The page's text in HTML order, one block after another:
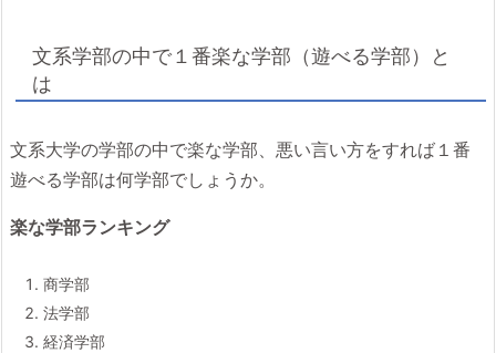
文系学部の中で１番楽な学部（遊べる学部）と
は
文系大学の学部の中で楽な学部、悪い言い方をすれば１番
遊べる学部は何学部でしょうか。
楽な学部ランキング
商学部
法学部
経済学部